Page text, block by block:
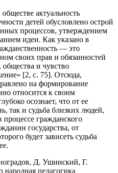
актуальность
детей обусловлено острой
процессов, утверждением
идеи. Как указано в
— это
своих прав и обязанностей
и чувство
[2, с. 75]. Отсюда,
на формирование
относится к своим
осознает, что от ее
так и судьба близких людей,
процессе гражданского
государства, от
будет зависеть судьба
Д. Ушинский, Г.
народная педагогика